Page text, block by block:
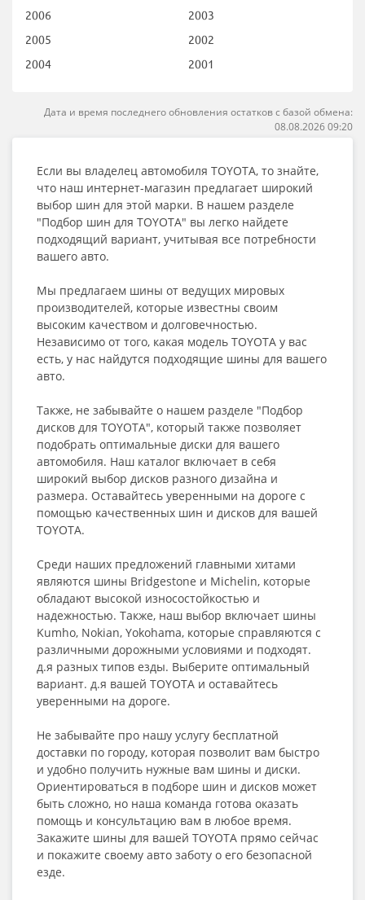
2006
2005
2004
2003
2002
2001
Дата и время последнего обновления остатков с базой обмена:
08.08.2026 09:20
Если вы владелец автомобиля TOYOTA, то знайте,
что наш интернет-магазин предлагает широкий
выбор шин для этой марки. В нашем разделе
"Подбор шин для TOYOTA" вы легко найдете
подходящий вариант, учитывая все потребности
вашего авто.
Мы предлагаем шины от ведущих мировых
производителей, которые известны своим
высоким качеством и долговечностью.
Независимо от того, какая модель TOYOTA у вас
есть, у нас найдутся подходящие шины для вашего
авто.
Также, не забывайте о нашем разделе "Подбор
дисков для TOYOTA", который также позволяет
подобрать оптимальные диски для вашего
автомобиля. Наш каталог включает в себя
широкий выбор дисков разного дизайна и
размера. Оставайтесь уверенными на дороге с
помощью качественных шин и дисков для вашей
TOYOTA.
Среди наших предложений главными хитами
являются шины Bridgestone и Michelin, которые
обладают высокой износостойкостью и
надежностью. Также, наш выбор включает шины
Kumho, Nokian, Yokohama, которые справляются с
различными дорожными условиями и подходят.
д.я разных типов езды. Выберите оптимальный
вариант. д.я вашей TOYOTA и оставайтесь
уверенными на дороге.
Не забывайте про нашу услугу бесплатной
доставки по городу, которая позволит вам быстро
и удобно получить нужные вам шины и диски.
Ориентироваться в подборе шин и дисков может
быть сложно, но наша команда готова оказать
помощь и консультацию вам в любое время.
Закажите шины для вашей TOYOTA прямо сейчас
и покажите своему авто заботу о его безопасной
езде.